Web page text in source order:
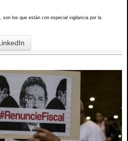
son los que están con especial vigilancia por la